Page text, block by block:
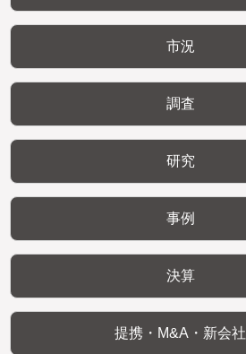
市況
調査
研究
事例
決算
提携・M&A・新会社